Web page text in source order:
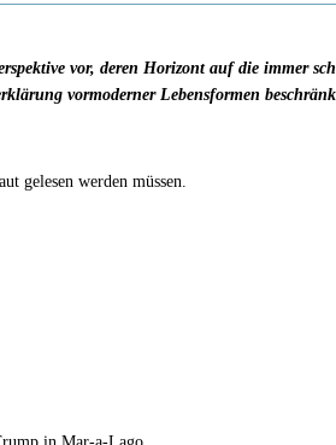
vor, deren Horizont auf die immer
vormoderner Lebensformen
gelesen werden müssen.